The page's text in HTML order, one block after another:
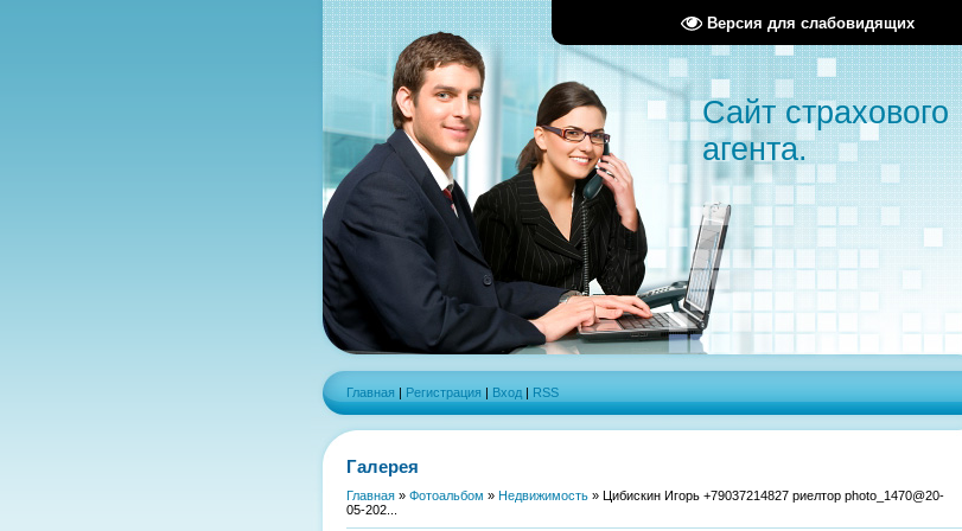
Версия для слабовидящих
Сайт страхового
агента.
Главная | Регистрация | Вход | RSS
Галерея
Главная » Фотоальбом » Недвижимость » Цибискин Игорь +79037214827 риелтор photo_1470@20-
05-202...